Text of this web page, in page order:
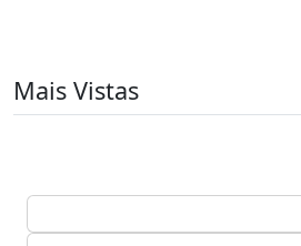
Mais Vistas